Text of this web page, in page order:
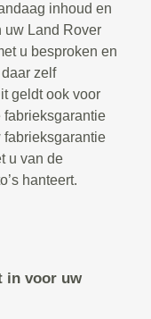
inhoud en
uw Land Rover
u besproken en
zelf
geldt ook voor
fabrieksgarantie
u van de
hanteert.
in voor uw